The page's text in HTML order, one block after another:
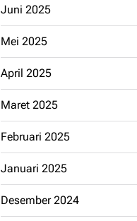
Juni 2025
Mei 2025
April 2025
Maret 2025
Februari 2025
Januari 2025
Desember 2024